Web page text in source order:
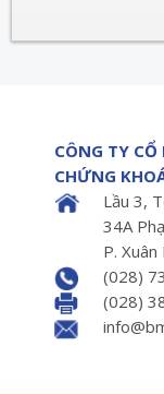
CÔNG TY CỔ
CHỨNG
Lầu 3,
34A
P.
(028)
(028)